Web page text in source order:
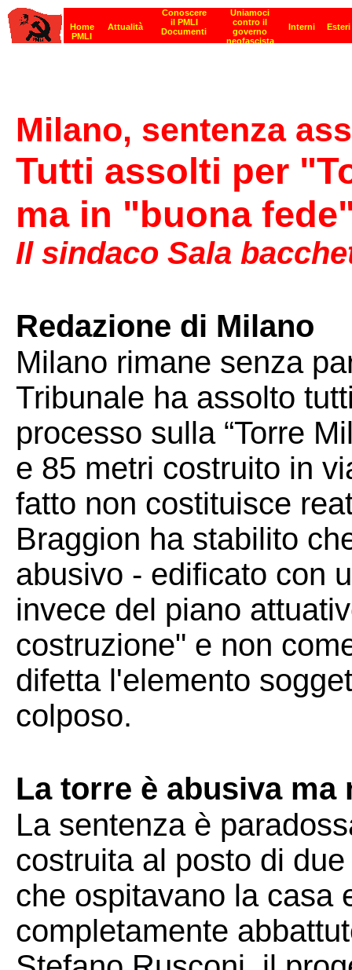
Milano, sentenza
Tutti assolti per
ma in "buona
Il sindaco Sala
Redazione di Milano
Milano rimane senza
Tribunale ha assolto
processo sulla “Torre
e 85 metri costruito in
fatto non costituisce
Braggion ha stabilito
abusivo - edificato con
invece del piano
costruzione" e non
difetta l'elemento
colposo.
La torre è abusiva ma
La sentenza è
costruita al posto di
che ospitavano la casa
completamente